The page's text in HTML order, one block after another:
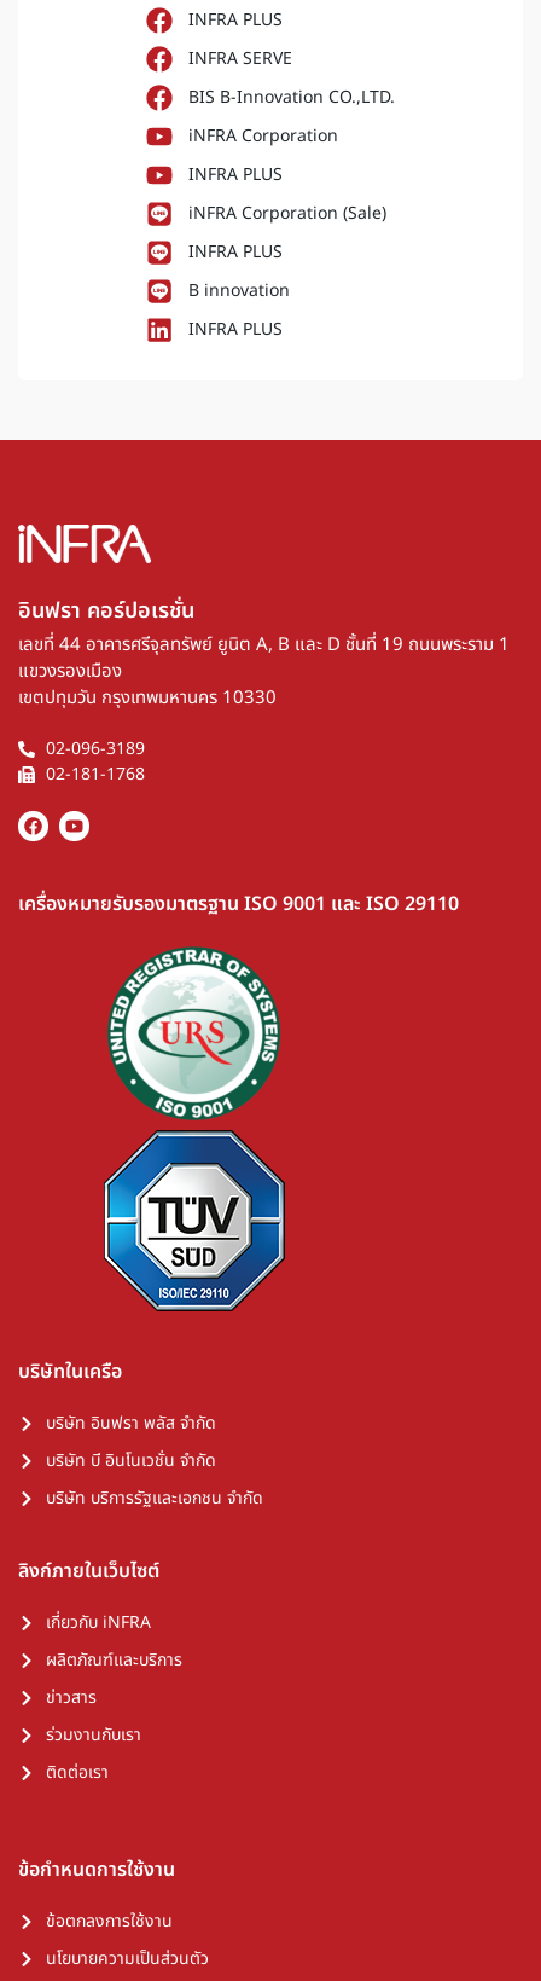
INFRA PLUS
INFRA SERVE
BIS B-Innovation CO.,LTD.
iNFRA Corporation
INFRA PLUS
iNFRA Corporation (Sale)
INFRA PLUS
B innovation
INFRA PLUS
อินฟรา คอร์ปอเรชั่น​
เลขที่ 44 อาคารศรีจุลทรัพย์ ยูนิต A, B และ D ชั้นที่ 19 ถนนพระราม 1
แขวงรองเมือง
เขตปทุมวัน กรุงเทพมหานคร 10330
02-096-3189
02-181-1768
เครื่องหมายรับรองมาตรฐาน ISO 9001 และ ISO 29110
บริษัทในเครือ
บริษัท อินฟรา พลัส จำกัด
บริษัท บี อินโนเวชั่น จำกัด
บริษัท บริการรัฐและเอกชน จำกัด
ลิงก์ภายในเว็บไซต์
เกี่ยวกับ iNFRA
ผลิตภัณฑ์และบริการ
ข่าวสาร
ร่วมงานกับเรา
ติดต่อเรา
ข้อกำหนดการใช้งาน
ข้อตกลงการใช้งาน
นโยบายความเป็นส่วนตัว